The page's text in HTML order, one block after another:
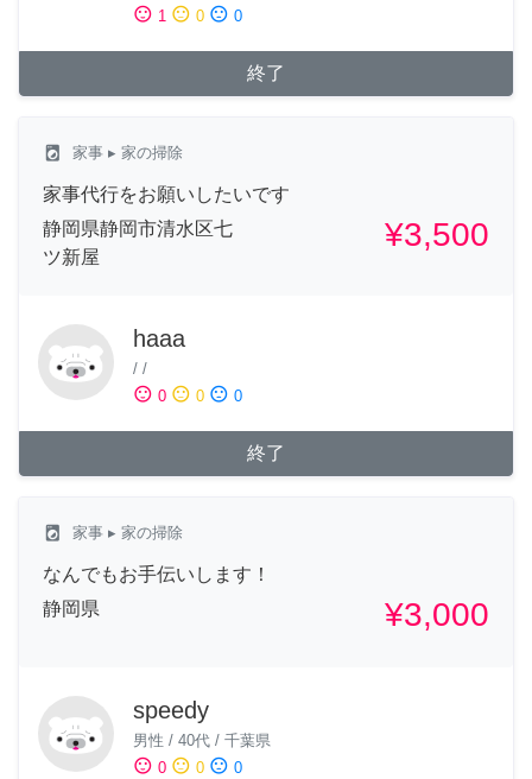
sentiment_satisfied 1 sentiment_neutral 0 sentiment_dissatisfied 0
終了
local_laundry_service 家事 ▸ 家の掃除
家事代行をお願いしたいです
静岡県静岡市清水区七
ツ新屋
¥3,500
haaa
/ /
sentiment_satisfied 0 sentiment_neutral 0 sentiment_dissatisfied 0
終了
local_laundry_service 家事 ▸ 家の掃除
なんでもお手伝いします！
静岡県
¥3,000
speedy
男性 / 40代 / 千葉県
sentiment_satisfied 0 sentiment_neutral 0 sentiment_dissatisfied 0